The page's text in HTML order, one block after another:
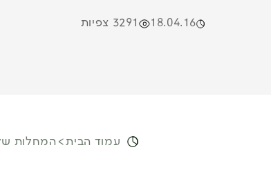
18.04.16 3291 צפיות
עמוד הבית המחלות